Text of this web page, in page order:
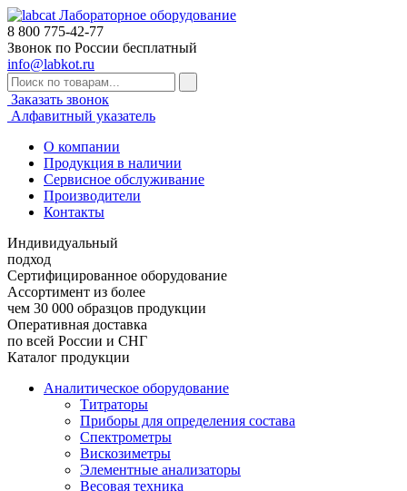
Лабораторное оборудование
8 800 775-42-77
Звонок по России бесплатный
info@labkot.ru
Заказать звонок
Алфавитный указатель
О компании
Продукция в наличии
Сервисное обслуживание
Производители
Контакты
Индивидуальный
подход
Сертифицированное оборудование
Ассортимент из более
чем 30 000 образцов продукции
Оперативная доставка
по всей России и СНГ
Каталог продукции
Аналитическое оборудование
Титраторы
Приборы для определения состава
Спектрометры
Вискозиметры
Элементные анализаторы
Весовая техника